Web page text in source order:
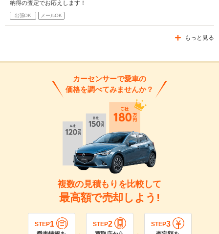
納得の査定でお応えします！
出張OK メールOK
もっと見る
カーセンサーで愛車の
価格を調べてみませんか？
複数の見積もりを比較して
最高額で売却しよう!
STEP1 STEP2 STEP3